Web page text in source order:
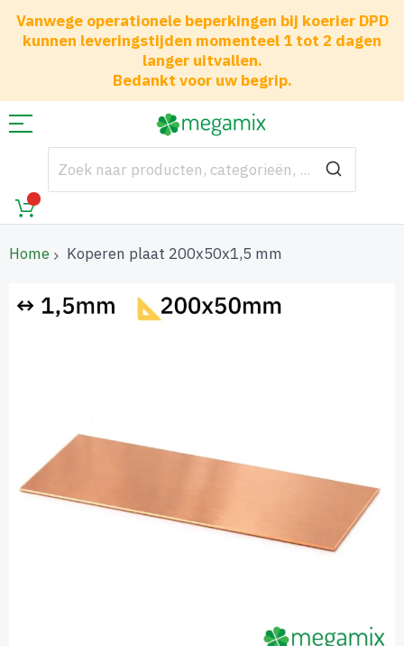
Vanwege operationele beperkingen bij koerier DPD
kunnen leveringstijden momenteel 1 tot 2 dagen
langer uitvallen.
Bedankt voor uw begrip.
Home Koperen plaat 200x50x1,5 mm
naar